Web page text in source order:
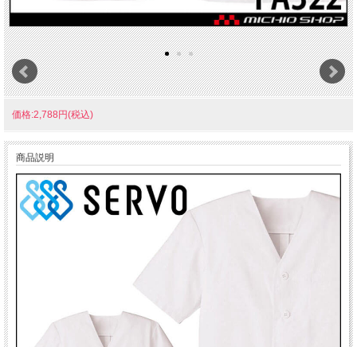
価格:2,788円(税込)
商品説明